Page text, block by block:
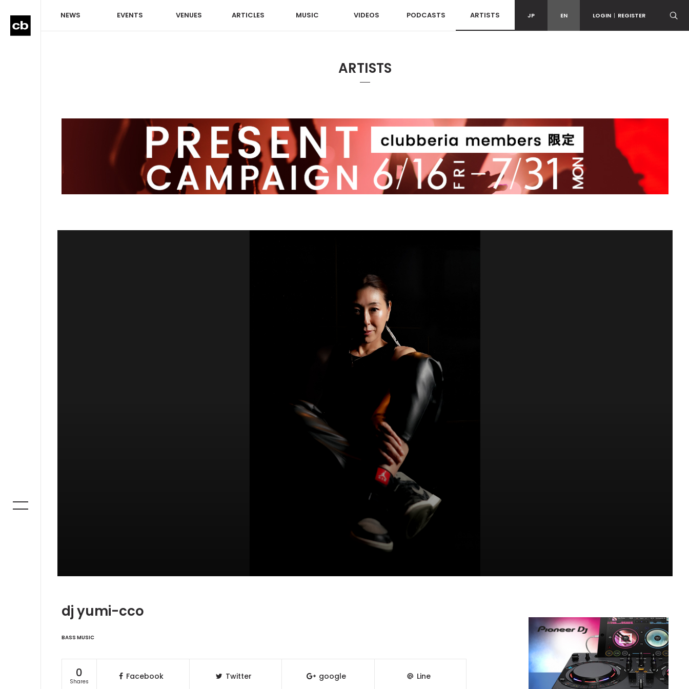
NEWS EVENTS VENUES ARTICLES MUSIC VIDEOS PODCASTS ARTISTS JP EN LOGIN | REGISTER
ARTISTS
dj yumi-cco
BASS MUSIC
0
Shares
Facebook Twitter google Line